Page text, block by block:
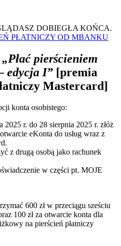
DOBIEGŁA KOŃCA.
PŁATNICZY OD MBANKU
„Płać pierścieniem
edycja I” [premia
Mastercard]
konta osobistego:
r. do 28 sierpnia 2025 r. złóż
eKonta do usług wraz z
z drugą osobą jako rachunek
w części pt. MOJE
600 zł w przeciągu sześciu
100 zł za otwarcie konta dla
na pierścień płatniczy